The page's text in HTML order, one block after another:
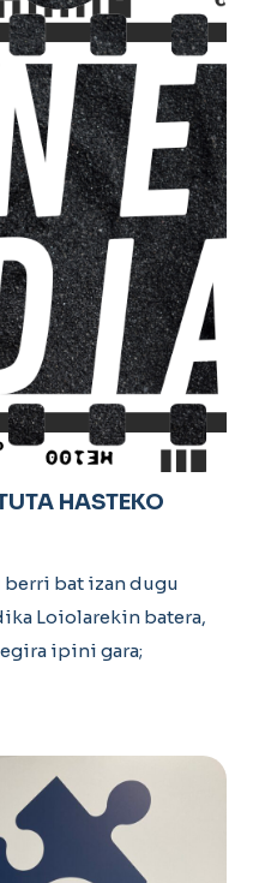
HASTEKO
bat izan dugu
Loiolarekin batera,
ipini gara;